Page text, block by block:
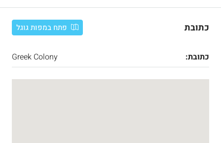
כתובת פתח במפות גוגל
כתובת: Greek Colony